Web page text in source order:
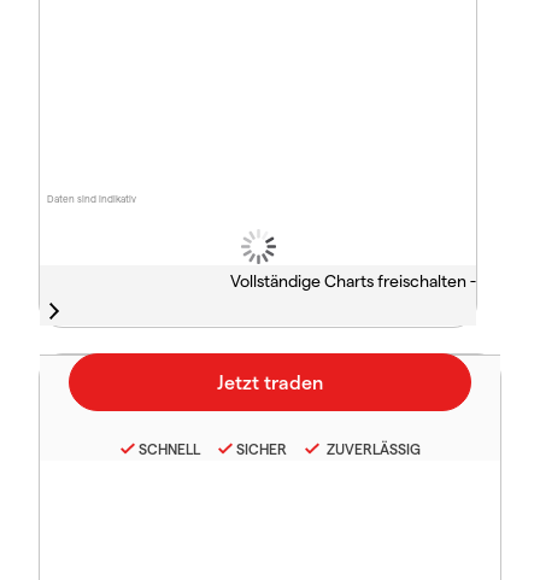
Daten sind indikativ
Vollständige Charts freischalten -
SCHNELL SICHER ZUVERLÄSSIG